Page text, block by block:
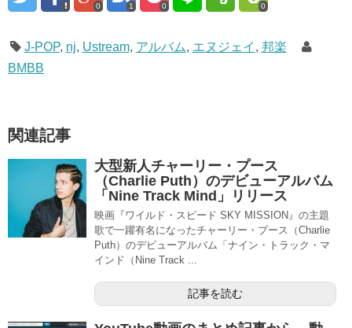
0 1 0 0
J-POP, nj, Ustream, アルバム, エヌジェイ , 邦楽
BMBB
関連記事
大型新人チャーリー・プース
（Charlie Puth）のデビューアルバム
「Nine Track Mind」リリース
映画『ワイルド・スピード SKY MISSION』の主題
歌で一躍有名になったチャーリー・プース（Charlie
Puth）のデビューアルバム「ナイン・トラック・マ
インド（Nine Track ...
記事を読む